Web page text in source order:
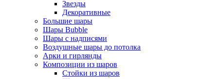
Звезды
Декоративные
Большие шары
Шары Bubble
Шары с надписями
Воздушные шары до потолка
Арки и гирлянды
Композиции из шаров
Стойки из шаров